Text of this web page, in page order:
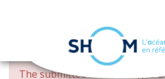
SkipERROR
The submitted value changed